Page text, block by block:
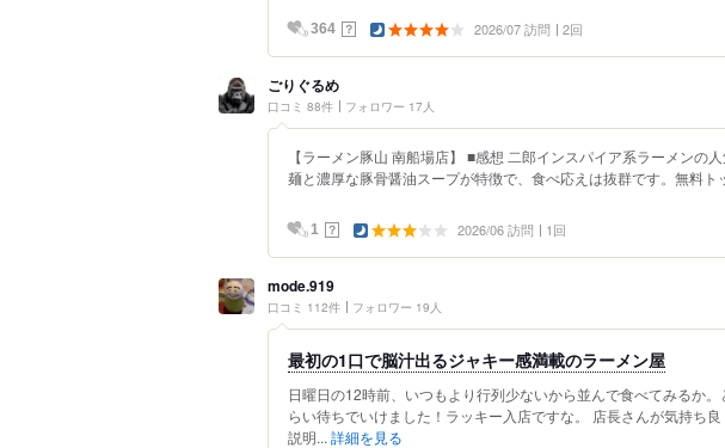
364 ？ 2026/07 訪問 2回
ごりぐるめ
口コミ 88件 フォロワー 17人
【ラーメン豚山 南船場店】 ■感想 二郎インスパイア系ラーメンの
麺と濃厚な豚骨醤油スープが特徴で、食べ応えは抜群です。無料ト
1 ？ 2026/06 訪問 1回
mode.919
口コミ 112件 フォロワー 19人
最初の1口で脳汁出るジャキー感満載のラーメン屋
日曜日の12時前、いつもより行列少ないから並んで食べてみるか
らい待ちでいけました！ラッキー入店ですな。 店長さんが気持ち
説明... 詳細を見る